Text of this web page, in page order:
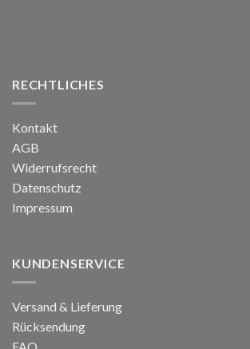
RECHTLICHES
Kontakt
AGB
Widerrufsrecht
Datenschutz
Impressum
KUNDENSERVICE
Versand & Lieferung
Rücksendung